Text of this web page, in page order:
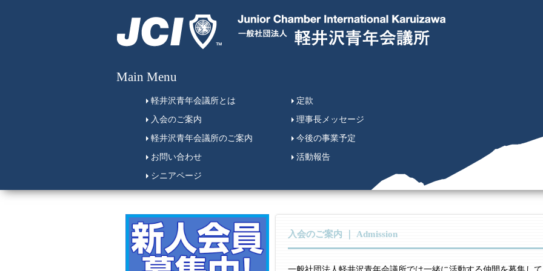
Main Menu
軽井沢青年会議所とは 定款
入会のご案内 理事長メッセージ
軽井沢青年会議所のご案内 今後の事業予定
お問い合わせ 活動報告
シニアページ
入会のご案内 ｜ Admission